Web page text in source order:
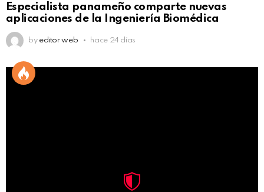
Especialista panameño comparte nuevas
aplicaciones de la Ingeniería Biomédica
by editor web hace 24 días